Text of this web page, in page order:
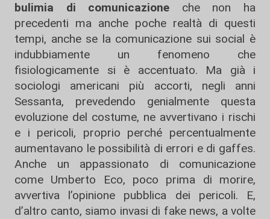
bulimia di comunicazione che non ha
precedenti ma anche poche realtà di questi
tempi, anche se la comunicazione sui social è
indubbiamente un fenomeno che
fisiologicamente si è accentuato. Ma già i
sociologi americani più accorti, negli anni
Sessanta, prevedendo genialmente questa
evoluzione del costume, ne avvertivano i rischi
e i pericoli, proprio perché percentualmente
aumentavano le possibilità di errori e di gaffes.
Anche un appassionato di comunicazione
come Umberto Eco, poco prima di morire,
avvertiva l’opinione pubblica dei pericoli. E,
d’altro canto, siamo invasi di fake news, a volte